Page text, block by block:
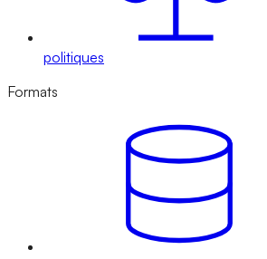
politiques
Formats